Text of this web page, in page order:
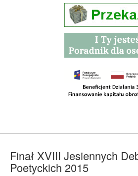
Finał XVIII Jesiennych
Poetyckich 2015